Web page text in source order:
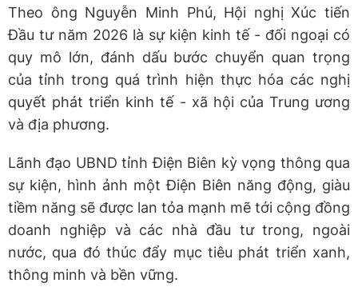
Theo ông Nguyễn Minh Phú, Hội nghị Xúc tiến
Đầu tư năm 2026 là sự kiện kinh tế - đối ngoại có
quy mô lớn, đánh dấu bước chuyển quan trọng
của tỉnh trong quá trình hiện thực hóa các nghị
quyết phát triển kinh tế - xã hội của Trung ương
và địa phương.
Lãnh đạo UBND tỉnh Điện Biên kỳ vọng thông qua
sự kiện, hình ảnh một Điện Biên năng động, giàu
tiềm năng sẽ được lan tỏa mạnh mẽ tới cộng đồng
doanh nghiệp và các nhà đầu tư trong, ngoài
nước, qua đó thúc đẩy mục tiêu phát triển xanh,
thông minh và bền vững.